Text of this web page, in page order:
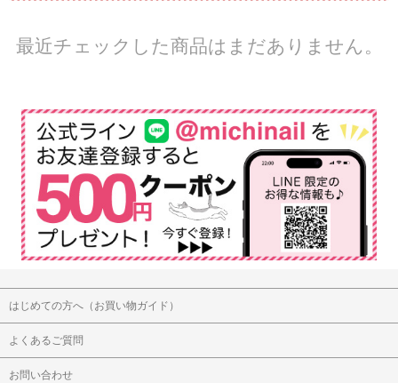
最近チェックした商品はまだありません。
はじめての方へ（お買い物ガイド）
よくあるご質問
お問い合わせ